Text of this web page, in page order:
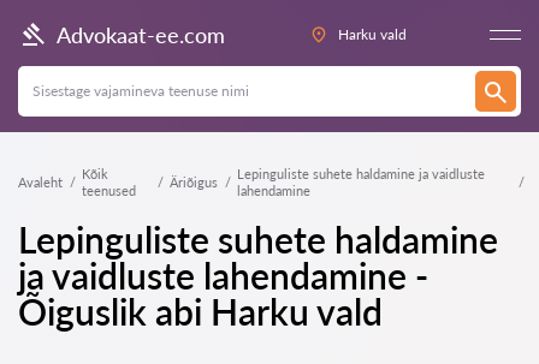
Advokaat-ee.com Harku vald
Avaleht
Kõik
teenused
Äriõigus
Lepinguliste suhete haldamine ja vaidluste
lahendamine
Lepinguliste suhete haldamine
ja vaidluste lahendamine -
Õiguslik abi Harku vald